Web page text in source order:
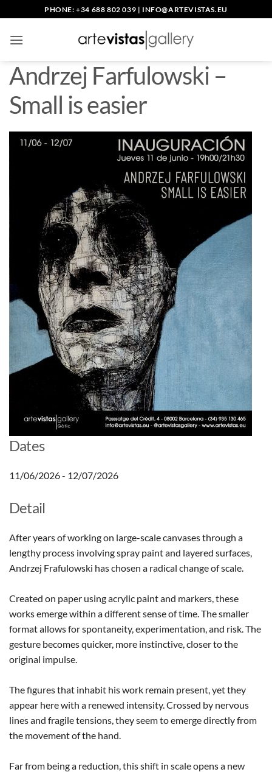
to
content
PHONE: +34 688 802 039 | INFO@ARTEVISTAS.EU
Andrzej Farfulowski –
Small is easier
Dates
11/06/2026 - 12/07/2026
Detail
After years of working on large-scale canvases through a
lengthy process involving spray paint and layered surfaces,
Andrzej Frafulowski has chosen a radical change of scale.
Created on paper using acrylic paint and markers, these
works emerge within a different sense of time. The smaller
format allows for spontaneity, experimentation, and risk. The
gesture becomes quicker, more instinctive, closer to the
original impulse.
The figures that inhabit his work remain present, yet they
appear here with a renewed intensity. Crossed by nervous
lines and fragile tensions, they seem to emerge directly from
the movement of the hand.
Far from being a reduction, this shift in scale opens a new